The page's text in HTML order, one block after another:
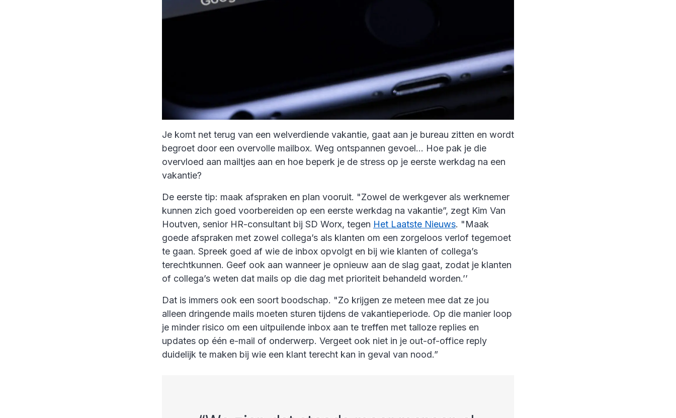
Je komt net terug van een welverdiende vakantie, gaat aan je bureau zitten en wordt
begroet door een overvolle mailbox. Weg ontspannen gevoel... Hoe pak je die
overvloed aan mailtjes aan en hoe beperk je de stress op je eerste werkdag na een
vakantie?
De eerste tip: maak afspraken en plan vooruit. "Zowel de werkgever als werknemer
kunnen zich goed voorbereiden op een eerste werkdag na vakantie”, zegt Kim Van
Houtven, senior HR-consultant bij SD Worx, tegen Het Laatste Nieuws. "Maak
goede afspraken met zowel collega’s als klanten om een zorgeloos verlof tegemoet
te gaan. Spreek goed af wie de inbox opvolgt en bij wie klanten of collega’s
terechtkunnen. Geef ook aan wanneer je opnieuw aan de slag gaat, zodat je klanten
of collega’s weten dat mails op die dag met prioriteit behandeld worden.’’
Dat is immers ook een soort boodschap. "Zo krijgen ze meteen mee dat ze jou
alleen dringende mails moeten sturen tijdens de vakantieperiode. Op die manier loop
je minder risico om een uitpuilende inbox aan te treffen met talloze replies en
updates op één e-mail of onderwerp. Vergeet ook niet in je out-of-office reply
duidelijk te maken bij wie een klant terecht kan in geval van nood.”